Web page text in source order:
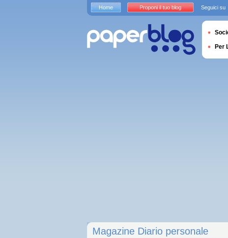
Magazine Diario personale
Home Proponi il tuo blog Seguici su
Per